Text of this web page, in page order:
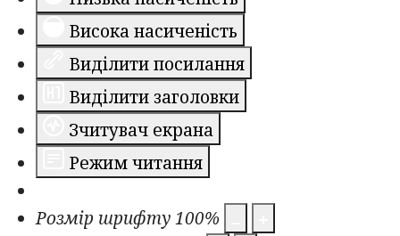
Висока насиченість
Виділити посилання
Виділити заголовки
Зчитувач екрана
Режим читання
Розмір шрифту100%